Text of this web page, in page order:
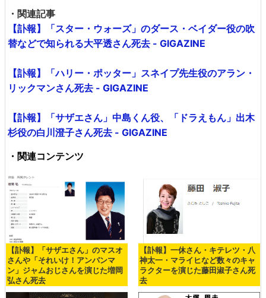
・関連記事
【訃報】「スター・ウォーズ」のダース・ベイダー役の吹
替などで知られる大平透さん死去 - GIGAZINE
【訃報】「ハリー・ポッター」スネイプ先生役のアラン・
リックマンさん死去 - GIGAZINE
【訃報】「サザエさん」中島くん役、「ドラえもん」出木
杉役の白川澄子さん死去 - GIGAZINE
・関連コンテンツ
【訃報】「サザエさん」のマスオ
さんや「それいけ！アンパンマ
ン」ジャムおじさんを演じた増岡
弘さん死去
【訃報】一休さん・キテレツ・八
神太一・マライヒなど数々のキャ
ラクターを演じた藤田淑子さん死
去